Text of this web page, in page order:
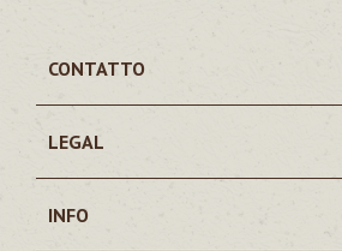
CONTATTO
LEGAL
INFO